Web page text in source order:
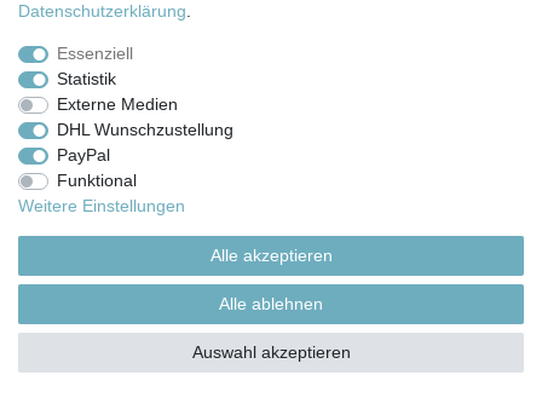
Daten­schutz­erklärung
Essenziell
Statistik
Externe Medien
DHL Wunschzustellung
PayPal
Funktional
Weitere Einstellungen
Alle akzeptieren
Alle ablehnen
Auswahl akzeptieren